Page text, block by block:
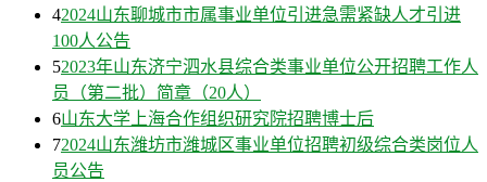
42024山东聊城市市属事业单位引进急需紧缺人才引进
100人公告
52023年山东济宁泗水县综合类事业单位公开招聘工作人
员（第二批）简章（20人）
6山东大学上海合作组织研究院招聘博士后
72024山东潍坊市潍城区事业单位招聘初级综合类岗位人
员公告